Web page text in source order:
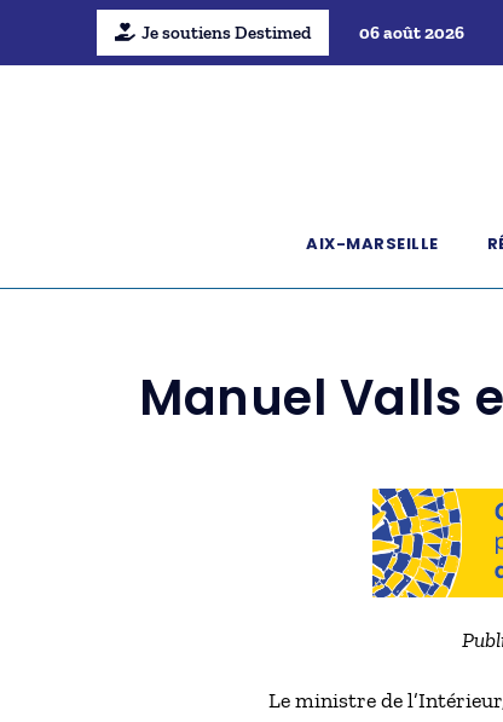
Je soutiens Destimed 06 août 2026
AIX-MARSEILLE
Manuel Valls
Le ministre de